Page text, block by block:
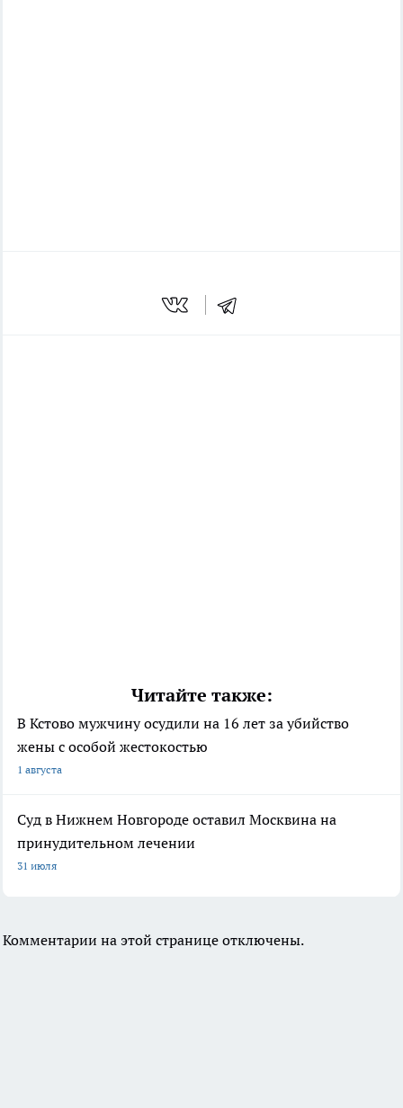
Читайте также:
В Кстово мужчину осудили на 16 лет за убийство
жены с особой жестокостью
1 августа
Суд в Нижнем Новгороде оставил Москвина на
принудительном лечении
31 июля
Комментарии на этой странице отключены.